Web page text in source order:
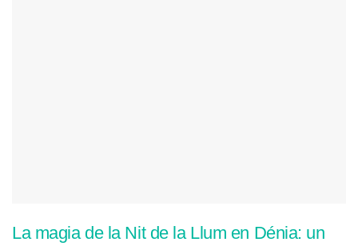
La magia de la Nit de la Llum en Dénia: un